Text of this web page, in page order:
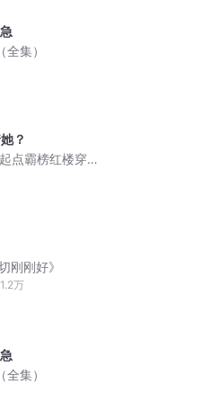
集）
？
点霸榜红楼穿越
有声剧
刚刚好》
1.2万
集）